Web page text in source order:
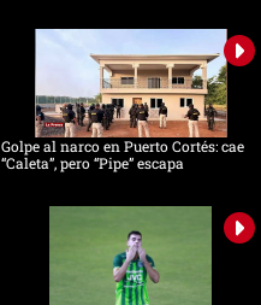
Golpe al narco en Puerto Cortés: cae
“Caleta”, pero “Pipe” escapa